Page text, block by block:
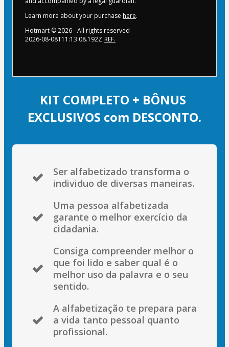
Learn more about your purchase here.
Hotmart ©2026- All rights reserved
2026-08-08T11:13:08.192Z REF.
KIT COMPLETO + BÔNUS
EXCLUSIVOS com DESCONTO.
Ser alfabetizado transforma o
individuo de diversas maneiras.
Uma pessoa alfabetizada
garante o melhor exercício da
cidadania.
Consiga compreender melhor o
que foi lido e saber qual é o
melhor uso da palavra e o seu
sentido.
A alfabetização te prepara para
a vida tanto pessoal quanto
profissional.